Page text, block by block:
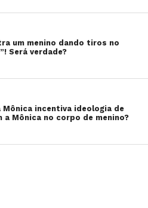
um menino dando tiros no
Será verdade?
Mônica incentiva ideologia de
a Mônica no corpo de menino?